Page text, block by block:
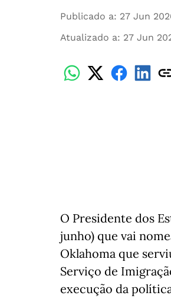
Publicado a: 27 Jun
Atualizado a: 27 Jun
O Presidente dos
junho) que vai
Oklahoma que
Serviço de
execução da